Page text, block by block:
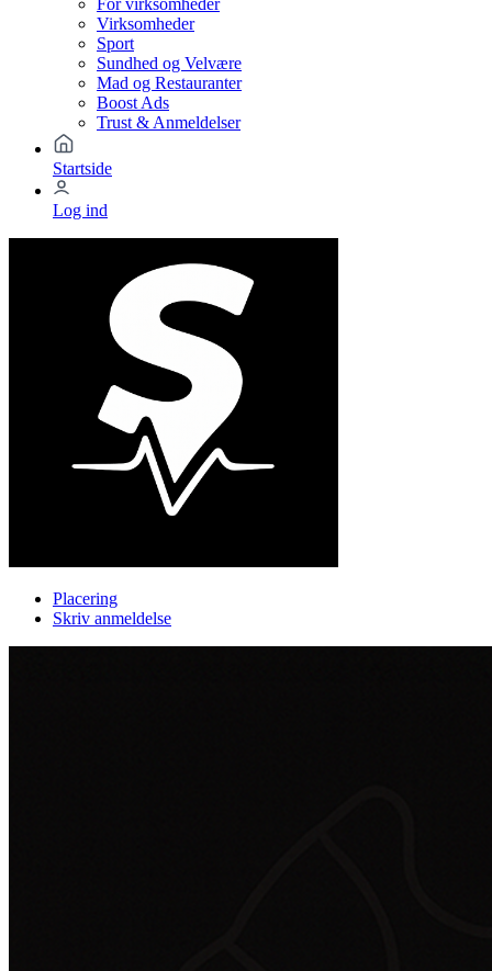
For virksomheder
Virksomheder
Sport
Sundhed og Velvære
Mad og Restauranter
Boost Ads
Trust & Anmeldelser
Startside
Log ind
Placering
Skriv anmeldelse